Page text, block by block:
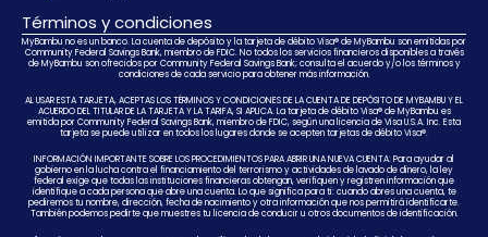
Términos y condiciones
MyBambu no es un banco. La cuenta de depósito y la tarjeta de débito Visa® de MyBambu son emitidas por
Community Federal Savings Bank, miembro de FDIC. No todos los servicios financieros disponibles a través
de MyBambu son ofrecidos por Community Federal Savings Bank; consulta el acuerdo y/o los términos y
condiciones de cada servicio para obtener más información.
AL USAR ESTA TARJETA, ACEPTAS LOS TÉRMINOS Y CONDICIONES DE LA CUENTA DE DEPÓSITO DE MYBAMBU Y EL
ACUERDO DEL TITULAR DE LA TARJETA Y LA TARIFA, SI APLICA. La tarjeta de débito Visa® de MyBambu es
emitida por Community Federal Savings Bank, miembro de FDIC, según una licencia de Visa U.S.A. Inc. Esta
tarjeta se puede utilizar en todos los lugares donde se acepten tarjetas de débito Visa®.
INFORMACIÓN IMPORTANTE SOBRE LOS PROCEDIMIENTOS PARA ABRIR UNA NUEVA CUENTA: Para ayudar al
gobierno en la lucha contra el financiamiento del terrorismo y actividades de lavado de dinero, la ley
federal exige que todas las instituciones financieras obtengan, verifiquen y registren información que
identifique a cada persona que abre una cuenta. Lo que significa para ti: cuando abres una cuenta, te
pediremos tu nombre, dirección, fecha de nacimiento y otra información que nos permitirá identificarte.
También podemos pedirte que muestres tu licencia de conducir u otros documentos de identificación.